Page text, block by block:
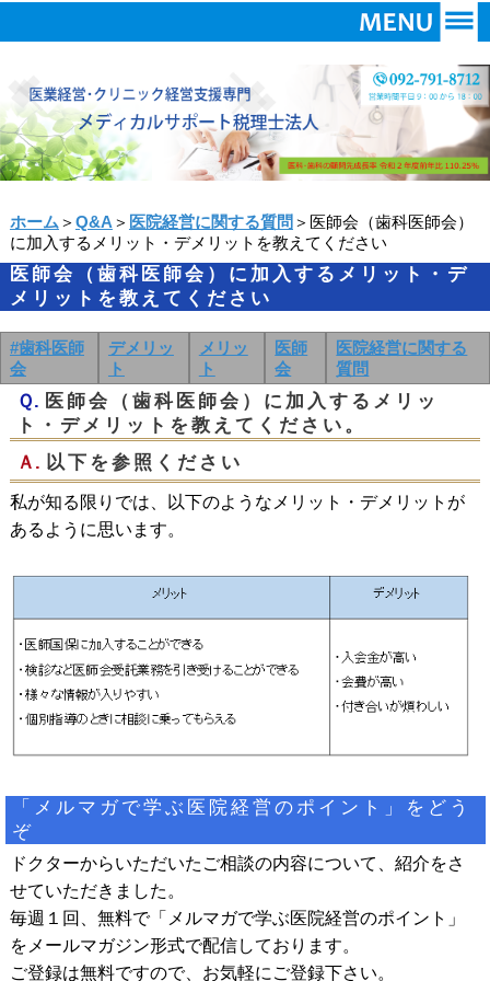
ホーム ＞ Q&A ＞ 医院経営に関する質問 ＞医師会（歯科医師会）
に加入するメリット・デメリットを教えてください
医師会（歯科医師会）に加入するメリット・デ
メリットを教えてください
#歯科医師
会
デメリッ
ト
メリッ
ト
医師
会
医院経営に関する
質問
Ｑ. 医師会（歯科医師会）に加入するメリッ
ト・デメリットを教えてください。
Ａ. 以下を参照ください
私が知る限りでは、以下のようなメリット・デメリットが
あるように思います。
「メルマガで学ぶ医院経営のポイント」をどう
ぞ
ドクターからいただいたご相談の内容について、紹介をさ
せていただきました。
毎週１回、無料で「メルマガで学ぶ医院経営のポイント」
をメールマガジン形式で配信しております。
ご登録は無料ですので、お気軽にご登録下さい。